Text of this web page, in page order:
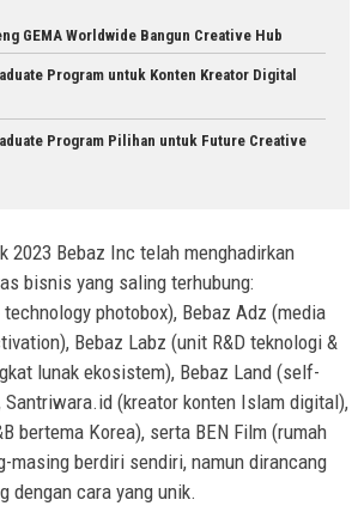
GEMA Worldwide Bangun Creative Hub
Program untuk Konten Kreator Digital
Program Pilihan untuk Future Creative
2023 Bebaz Inc telah menghadirkan
bisnis yang saling terhubung:
photobox), Bebaz Adz (media
Bebaz Labz (unit R&D teknologi &
lunak ekosistem), Bebaz Land (self-
(kreator konten Islam digital),
bertema Korea), serta BEN Film (rumah
masing berdiri sendiri, namun dirancang
dengan cara yang unik.